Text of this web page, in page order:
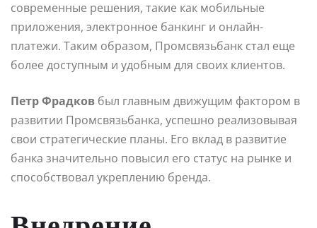
современные решения, такие как мобильные
приложения, электронное банкинг и онлайн-
платежи. Таким образом, Промсвязьбанк стал еще
более доступным и удобным для своих клиентов.
Петр Фрадков был главным движущим фактором в
развитии Промсвязьбанка, успешно реализовывая
свои стратегические планы. Его вклад в развитие
банка значительно повысил его статус на рынке и
способствовал укреплению бренда.